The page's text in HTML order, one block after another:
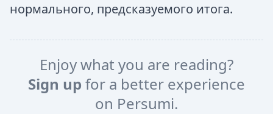
нормального, предсказуемого итога.
Enjoy what you are reading?
Sign up for a better experience
on Persumi.